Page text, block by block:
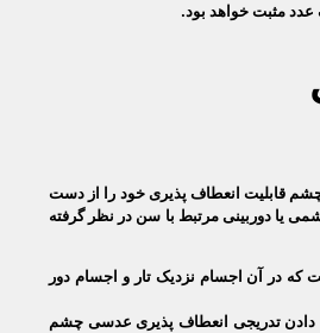
مثبت خواهد بود.
چشم قابلیت انعطاف پذیری خود را از دست
یا دوربینی مرتبط با سن در نظر گرفته
که در آن اجسام نزدیک تار و اجسام دور
دادن تدریجی انعطاف پذیری عدسی چشم